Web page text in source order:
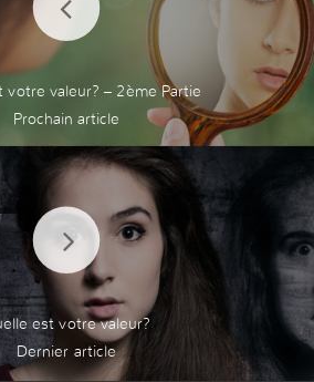
votre valeur? – 2ème Partie
est votre valeur?